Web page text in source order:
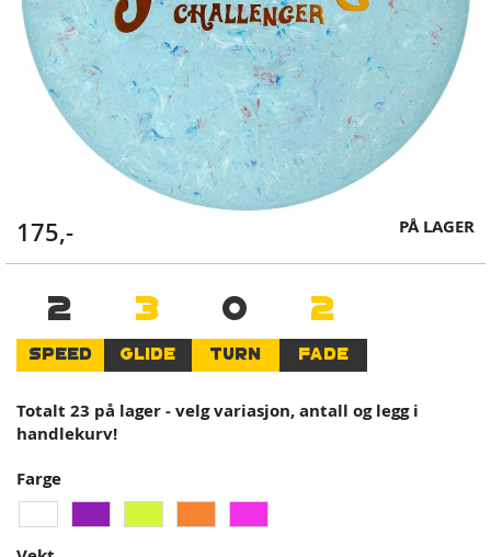
Skip
to
the
beginning
the
images
175,- PÅ LAGER
2
SPEED
3
GLIDE
0
TURN
2
FADE
Totalt 23 på lager - velg variasjon, antall og legg i
handlekurv!
Farge